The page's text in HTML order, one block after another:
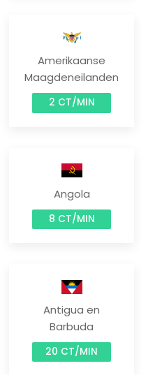
Amerikaanse
Maagdeneilanden
2 CT/MIN
Angola
8 CT/MIN
Antigua en
Barbuda
20 CT/MIN